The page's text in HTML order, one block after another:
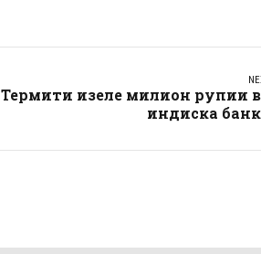
Термити изеле милион рупии
индиска